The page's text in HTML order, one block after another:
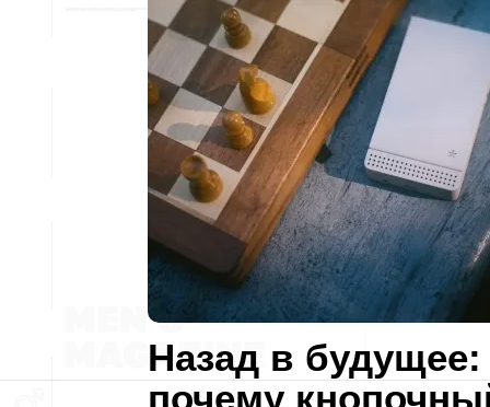
Назад в будущее:
почему